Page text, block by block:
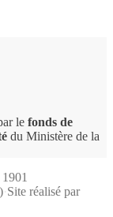
le fonds de
du Ministère de la
·Site réalisé par